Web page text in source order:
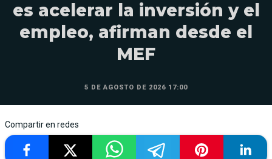
es acelerar la inversión y el
empleo, afirman desde el
MEF
5 DE AGOSTO DE 2026 17:00
Compartir en redes